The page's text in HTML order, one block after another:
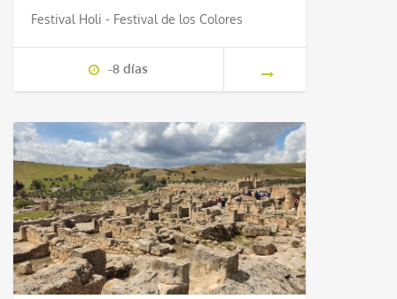
Festival Holi - Festival de los Colores
-8 días